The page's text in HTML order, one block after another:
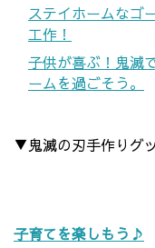
ステイホームなゴ
工作！
子供が喜ぶ！鬼滅
ームを過ごそう。
▼鬼滅の刃手作りグ
子育てを楽しもう♪